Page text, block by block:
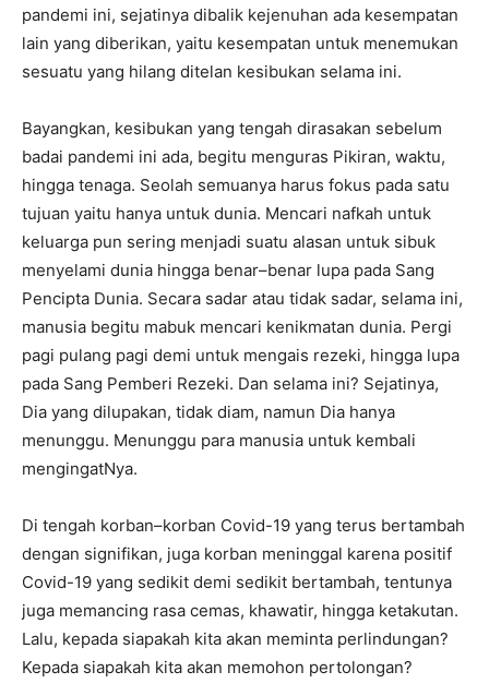
pandemi ini, sejatinya dibalik kejenuhan ada kesempatan
lain yang diberikan, yaitu kesempatan untuk menemukan
sesuatu yang hilang ditelan kesibukan selama ini.
Bayangkan, kesibukan yang tengah dirasakan sebelum
badai pandemi ini ada, begitu menguras Pikiran, waktu,
hingga tenaga. Seolah semuanya harus fokus pada satu
tujuan yaitu hanya untuk dunia. Mencari nafkah untuk
keluarga pun sering menjadi suatu alasan untuk sibuk
menyelami dunia hingga benar–benar lupa pada Sang
Pencipta Dunia. Secara sadar atau tidak sadar, selama ini,
manusia begitu mabuk mencari kenikmatan dunia. Pergi
pagi pulang pagi demi untuk mengais rezeki, hingga lupa
pada Sang Pemberi Rezeki. Dan selama ini? Sejatinya,
Dia yang dilupakan, tidak diam, namun Dia hanya
menunggu. Menunggu para manusia untuk kembali
mengingatNya.
Di tengah korban–korban Covid-19 yang terus bertambah
dengan signifikan, juga korban meninggal karena positif
Covid-19 yang sedikit demi sedikit bertambah, tentunya
juga memancing rasa cemas, khawatir, hingga ketakutan.
Lalu, kepada siapakah kita akan meminta perlindungan?
Kepada siapakah kita akan memohon pertolongan?